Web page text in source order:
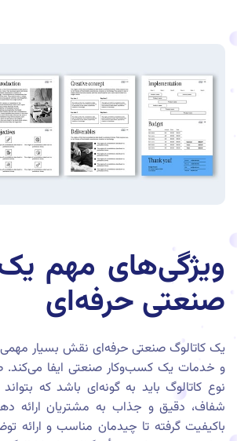
ویژگی‌های مهم یک
صنعتی حرفه‌ای
یک کاتالوگ صنعتی حرفه‌ای نقش بسیار
و خدمات یک کسب‌وکار صنعتی ایفا می‌کند.
نوع کاتالوگ باید به گونه‌ای باشد که
شفاف، دقیق و جذاب به مشتریان ارائه
باکیفیت گرفته تا چیدمان مناسب و ارائه